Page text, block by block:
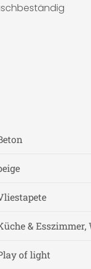
&
of light